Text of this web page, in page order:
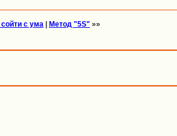
сойти с ума Метод "5S" »»